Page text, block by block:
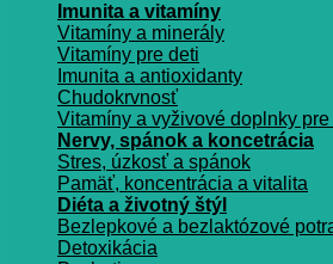
Imunita a vitamíny
Vitamíny a minerály
Vitamíny pre deti
Imunita a antioxidanty
Chudokrvnosť
Vitamíny a vyživové doplnky pre
Nervy, spánok a koncetrácia
Stres, úzkosť a spánok
Pamäť, koncentrácia a vitalita
Diéta a životný štýl
Bezlepkové a bezlaktózové
Detoxikácia